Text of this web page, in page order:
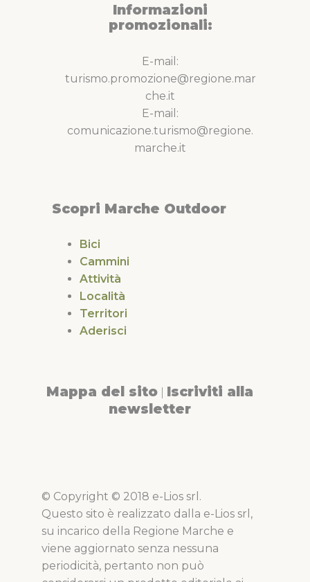
Informazioni
promozionali:
E-mail:
turismo.promozione@regione.mar
che.it
E-mail:
comunicazione.turismo@regione.
marche.it
Scopri Marche Outdoor
Bici
Cammini
Attività
Località
Territori
Aderisci
Mappa del sito Iscriviti alla
newsletter
© Copyright © 2018 e-Lios srl.
Questo sito è realizzato dalla e-Lios srl,
su incarico della Regione Marche e
viene aggiornato senza nessuna
periodicità, pertanto non può